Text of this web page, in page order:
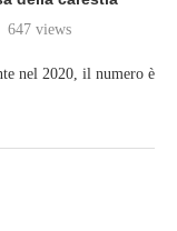
647 views
nel 2020, il numero è